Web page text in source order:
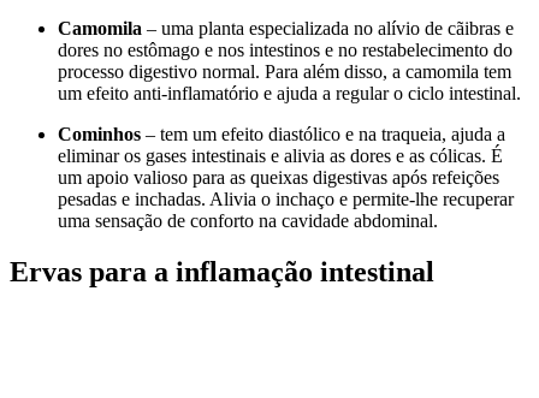
Camomila – uma planta especializada no alívio de cãibras e
dores no estômago e nos intestinos e no restabelecimento do
processo digestivo normal. Para além disso, a camomila tem
um efeito anti-inflamatório e ajuda a regular o ciclo intestinal.
Cominhos – tem um efeito diastólico e na traqueia, ajuda a
eliminar os gases intestinais e alivia as dores e as cólicas. É
um apoio valioso para as queixas digestivas após refeições
pesadas e inchadas. Alivia o inchaço e permite-lhe recuperar
uma sensação de conforto na cavidade abdominal.
Ervas para a inflamação intestinal